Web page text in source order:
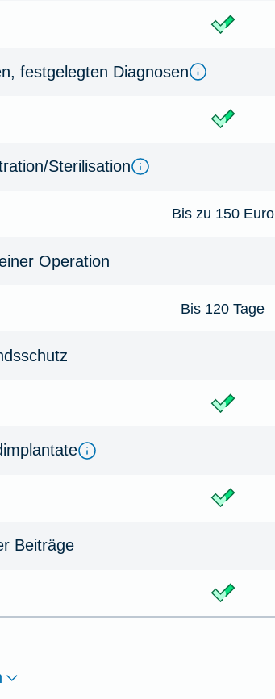
festgelegten Diagnosen
Sterilisation
Bis zu 150 Euro
Operation
Bis 120 Tage
Beiträge